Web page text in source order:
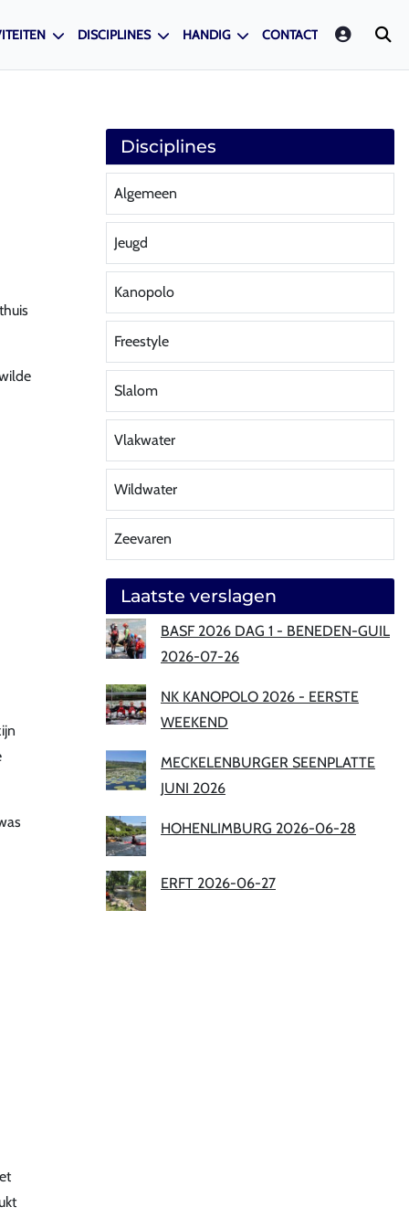
LOGIN
DISCIPLINES HANDIG CONTACT
Disciplines
Algemeen
Jeugd
Kanopolo
Freestyle
Slalom
Vlakwater
Wildwater
Zeevaren
Laatste verslagen
BASF 2026 DAG 1 - BENEDEN-GUIL
2026-07-26
NK KANOPOLO 2026 - EERSTE
WEEKEND
MECKELENBURGER SEENPLATTE
JUNI 2026
HOHENLIMBURG 2026-06-28
ERFT 2026-06-27